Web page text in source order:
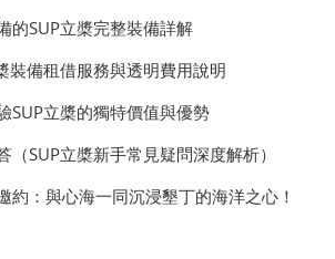
的SUP立槳完整裝備詳解
裝備租借服務與透明費用說明
SUP立槳的獨特價值與優勢
（SUP立槳新手常見疑問深度解析）
約：與心海一同沉浸墾丁的海洋之心！